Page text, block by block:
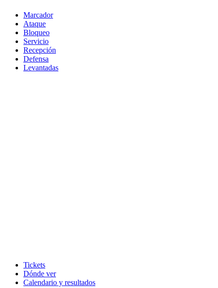
Marcador
Ataque
Bloqueo
Servicio
Recepción
Defensa
Levantadas
Tickets
Dónde ver
Calendario y resultados